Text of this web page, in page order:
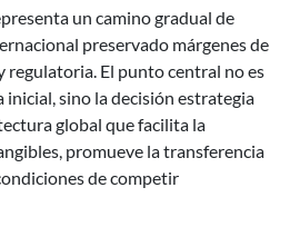
un camino gradual de
preservado márgenes de
El punto central no es
inicial, sino la decisión estrategia
global que facilita la
promueve la transferencia
de competir